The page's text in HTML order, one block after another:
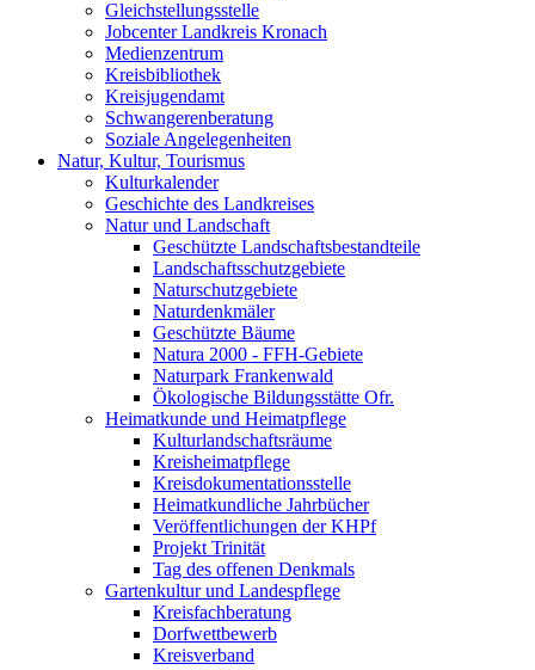
Gleichstellungsstelle
Jobcenter Landkreis Kronach
Medienzentrum
Kreisbibliothek
Kreisjugendamt
Schwangerenberatung
Soziale Angelegenheiten
Natur, Kultur, Tourismus
Kulturkalender
Geschichte des Landkreises
Natur und Landschaft
Geschützte Landschaftsbestandteile
Landschaftsschutzgebiete
Naturschutzgebiete
Naturdenkmäler
Geschützte Bäume
Natura 2000 - FFH-Gebiete
Naturpark Frankenwald
Ökologische Bildungsstätte Ofr.
Heimatkunde und Heimatpflege
Kulturlandschaftsräume
Kreisheimatpflege
Kreisdokumentationsstelle
Heimatkundliche Jahrbücher
Veröffentlichungen der KHPf
Projekt Trinität
Tag des offenen Denkmals
Gartenkultur und Landespflege
Kreisfachberatung
Dorfwettbewerb
Kreisverband